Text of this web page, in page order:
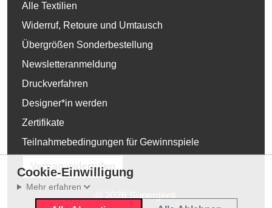
Alle Textilien
Widerruf, Retoure und Umtausch
Übergrößen Sonderbestellung
Newsletteranmeldung
Druckverfahren
Designer*in werden
Zertifikate
Teilnahmebedingungen für Gewinnspiele
Vertrag widerrufen
Cookie-Einwilligung
Mehr erfahren